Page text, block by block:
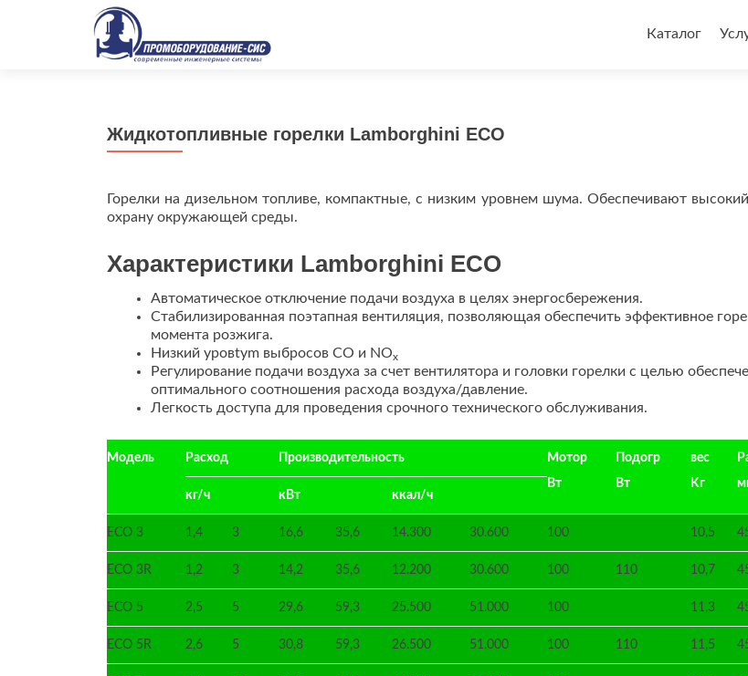
кКаталог
Жидкотопливные горелки Lamborghini ECO
Горелки на дизельном топливе, компактные, с низким уровнем шума. Обеспечивают
охрану окружающей среды.
Характеристики Lamborghini ECO
Автоматическое отключение подачи воздуха в целях энергосбережения.
Стабилизированная поэтапная вентиляция, позволяющая обеспечить эффективное
момента розжига.
Низкий уровtym выбросов CO и NOx
Регулирование подачи воздуха за счет вентилятора и головки горелки с целью
оптимального соотношения расхода воздуха/давление.
Легкость доступа для проведения срочного технического обслуживания.
Модель Расход Производительность
Мотор
Вт
Подогр
Вт
вec
Kг
кг/ч
кВт ккал/ч
ECO 3 1,4 3 16,6 35,6 14.300 30.600 100 10,5
ECO 3R 1,2 3 14,2 35,6 12.200 30.600 100 110 10,7
ECO 5 2,5 5 29,6 59,3 25.500 51.000 100 11,3
ECO 5R 2,6 5 30,8 59,3 26.500 51.000 100 110 11,5